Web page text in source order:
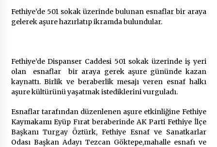
9 Günde 119 Acil Olaya Müdahale Edildi
2 ay ago
FETHİYE BELEDİYESİ HAZİRAN AYI MECLİS
TOPLANTISI GERÇEKLEŞTİRİLDİ
2 ay ago
Fethiye’de 501 sokak üzerinde bulunan esnaflar bir araya
gelerek aşure hazırlatıp ikramda bulundular.
Fethiye’de Dispanser Caddesi 501 sokak üzerinde iş yeri
olan esnaflar bir araya gerek aşure gününde kazan
kaynattı. Birlik ve beraberlik mesajı veren esnaf halkı
aşure kültürünü yaşatmak istediklerini vurguladı.
Esnaflar tarafından düzenlenen aşure etkinliğine Fethiye
Kaymakamı Eyüp Fırat beraberinde AK Parti Fethiye İlçe
Başkanı Turgay Öztürk, Fethiye Esnaf ve Sanatkarlar
Odası Başkan Adayı Tezcan Göktepe,mahalle esnafı ve